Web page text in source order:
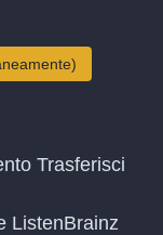
Trasferisci
ListenBrainz